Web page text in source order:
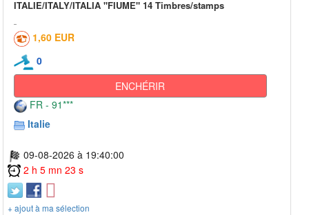
ITALIE/ITALY/ITALIA "FIUME" 14 Timbres/stamps
1,60 EUR
0
ENCHÉRIR
FR - 91***
Italie
09-08-2026 à 19:40:00
2 h 5 mn 23 s
+ ajout à ma sélection